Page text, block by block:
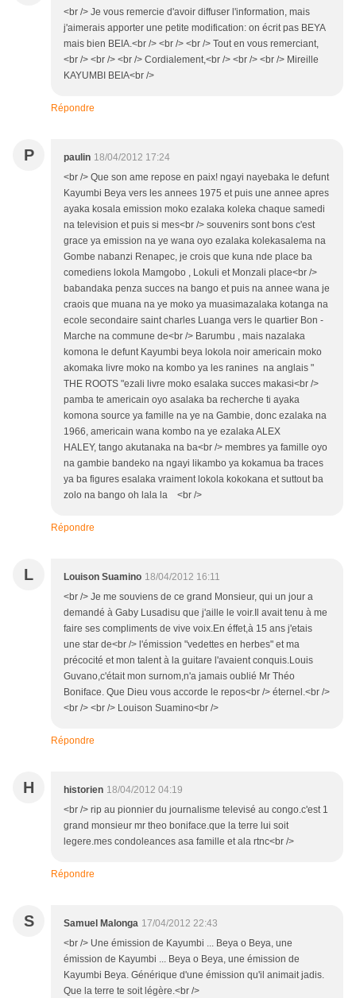
<br /> Je vous remercie d'avoir diffuser l'information, mais
j'aimerais apporter une petite modification: on écrit pas BEYA
mais bien BEIA.<br /> <br /> <br /> Tout en vous remerciant,
<br /> <br /> <br /> Cordialement,<br /> <br /> <br /> Mireille
KAYUMBI BEIA<br />
Répondre
P paulin 18/04/2012 17:24
<br /> Que son ame repose en paix! ngayi nayebaka le defunt
Kayumbi Beya vers les annees 1975 et puis une annee apres
ayaka kosala emission moko ezalaka koleka chaque samedi
na television et puis si mes<br /> souvenirs sont bons c'est
grace ya emission na ye wana oyo ezalaka kolekasalema na
Gombe nabanzi Renapec, je crois que kuna nde place ba
comediens lokola Mamgobo , Lokuli et Monzali place<br />
babandaka penza succes na bango et puis na annee wana je
craois que muana na ye moko ya muasimazalaka kotanga na
ecole secondaire saint charles Luanga vers le quartier Bon -
Marche na commune de<br /> Barumbu , mais nazalaka
komona le defunt Kayumbi beya lokola noir americain moko
akomaka livre moko na kombo ya les ranines na anglais "
THE ROOTS "ezali livre moko esalaka succes makasi<br />
pamba te americain oyo asalaka ba recherche ti ayaka
komona source ya famille na ye na Gambie, donc ezalaka na
1966, americain wana kombo na ye ezalaka ALEX
HALEY, tango akutanaka na ba<br /> membres ya famille oyo
na gambie bandeko na ngayi likambo ya kokamua ba traces
ya ba figures esalaka vraiment lokola kokokana et suttout ba
zolo na bango oh lala la <br />
Répondre
L Louison Suamino 18/04/2012 16:11
<br /> Je me souviens de ce grand Monsieur, qui un jour a
demandé à Gaby Lusadisu que j'aille le voir.Il avait tenu à me
faire ses compliments de vive voix.En éffet,à 15 ans j'etais
une star de<br /> l'émission "vedettes en herbes" et ma
précocité et mon talent à la guitare l'avaient conquis.Louis
Guvano,c'était mon surnom,n'a jamais oublié Mr Théo
Boniface. Que Dieu vous accorde le repos<br /> éternel.<br />
<br /> <br /> Louison Suamino<br />
Répondre
H historien 18/04/2012 04:19
<br /> rip au pionnier du journalisme televisé au congo.c'est 1
grand monsieur mr theo boniface.que la terre lui soit
legere.mes condoleances asa famille et ala rtnc<br />
Répondre
S Samuel Malonga 17/04/2012 22:43
<br /> Une émission de Kayumbi ... Beya o Beya, une
émission de Kayumbi ... Beya o Beya, une émission de
Kayumbi Beya. Générique d'une émission qu'il animait jadis.
Que la terre te soit légère.<br />